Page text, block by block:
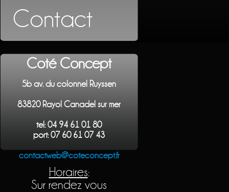
Contact
Coté Concept
5b av. du colonnel Ruyssen
83820 Rayol Canadel sur mer
tel: 04 94 61 01 80
port: 07 60 61 07 43
contactweb@coteconcept.fr
Horaires:
Sur rendez vous